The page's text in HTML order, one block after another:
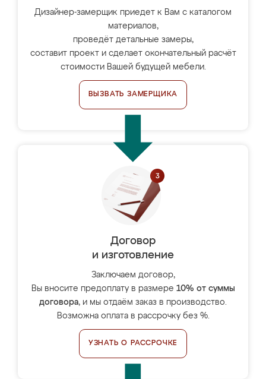
Дизайнер-замерщик приедет к Вам с каталогом
материалов,
проведёт детальные замеры,
составит проект и сделает окончательный расчёт
стоимости Вашей будущей мебели.
ВЫЗВАТЬ ЗАМЕРЩИКА
Договор
и изготовление
Заключаем договор,
Вы вносите предоплату в размере 10% от суммы
договора, и мы отдаём заказ в производство.
Возможна оплата в рассрочку без %.
УЗНАТЬ О РАССРОЧКЕ